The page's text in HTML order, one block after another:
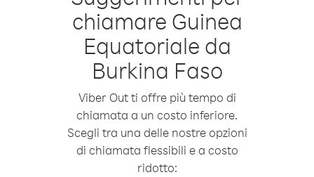
chiamare Guinea
Equatoriale da
Burkina Faso
Viber Out ti offre più tempo di
chiamata a un costo inferiore.
Scegli tra una delle nostre opzioni
di chiamata flessibili e a costo
ridotto: